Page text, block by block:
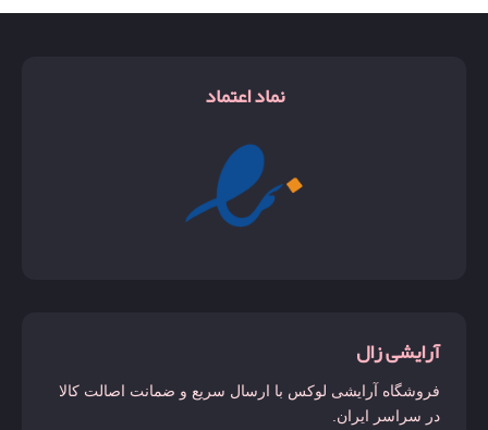
نماد اعتماد
آرایشی زال
فروشگاه آرایشی لوکس با ارسال سریع و ضمانت اصالت کالا
در سراسر ایران.